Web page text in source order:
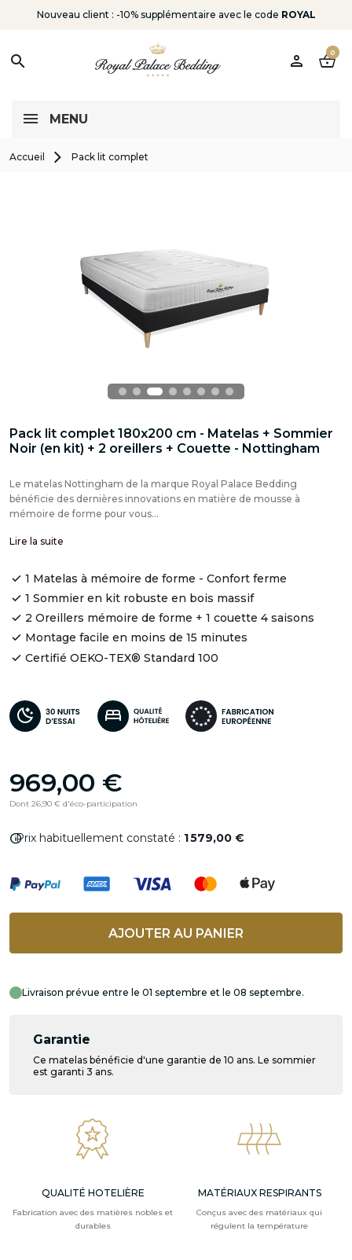
Nouveau client : -10% supplémentaire avec le code ROYAL
search person shopping_basket
0
MENU
Accueil Pack lit complet
Pack lit complet 180x200 cm - Matelas + Sommier
Noir (en kit) + 2 oreillers + Couette - Nottingham
Le matelas Nottingham de la marque Royal Palace Bedding
bénéficie des dernières innovations en matière de mousse à
mémoire de forme pour vous...
Lire la suite
1 Matelas à mémoire de forme - Confort ferme
1 Sommier en kit robuste en bois massif
2 Oreillers mémoire de forme + 1 couette 4 saisons
Montage facile en moins de 15 minutes
Certifié OEKO-TEX® Standard 100
969,00 €
Dont 26,90 € d'éco-participation
infoPrix habituellement constaté : 1 579,00 €
AJOUTER AU PANIER
Livraison prévue entre le 01 septembre et le 08 septembre.
Garantie
Ce matelas bénéficie d'une garantie de 10 ans. Le sommier
est garanti 3 ans.
QUALITÉ HOTELIÈRE
Fabrication avec des matières nobles et
durables
MATÉRIAUX RESPIRANTS
Conçus avec des matériaux qui
régulent la température